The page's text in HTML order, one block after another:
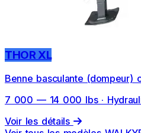
THOR XL
Benne basculante (dompeur)
7 000 — 14 000 lbs ·
Voir les détails